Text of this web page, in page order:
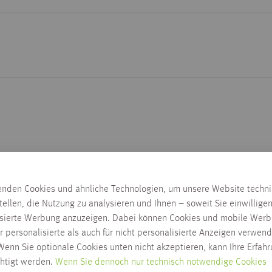
Cookies und ähnliche Technologien, um unsere Website
die Nutzung zu analysieren und Ihnen – soweit Sie
Werbung anzuzeigen. Dabei können Cookies und mobile
personalisierte als auch für nicht personalisierte Anzeigen
Sie optionale Cookies unten nicht akzeptieren, kann Ihre
werden. Wenn Sie dennoch nur technisch notwendige Cookies
auf das eine Massivholz-Nutzschicht aufgebracht wird.
bewährt. Eiche ist für Parkett die beliebteste
und Widerstandsfähigkeit bevorzugt bei Fußböden
Durch die Leiteroptik wirkt der Fußboden lebhaft. Die
aber dennoch individuelles, stilvolles Bodendesign
Struktur und Maserung des Holzes. Durch die regelmäßige
des Holzbodens lässt den Raum freundlich und hell wirken.